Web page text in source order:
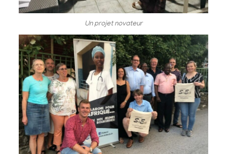
Un projet novateur